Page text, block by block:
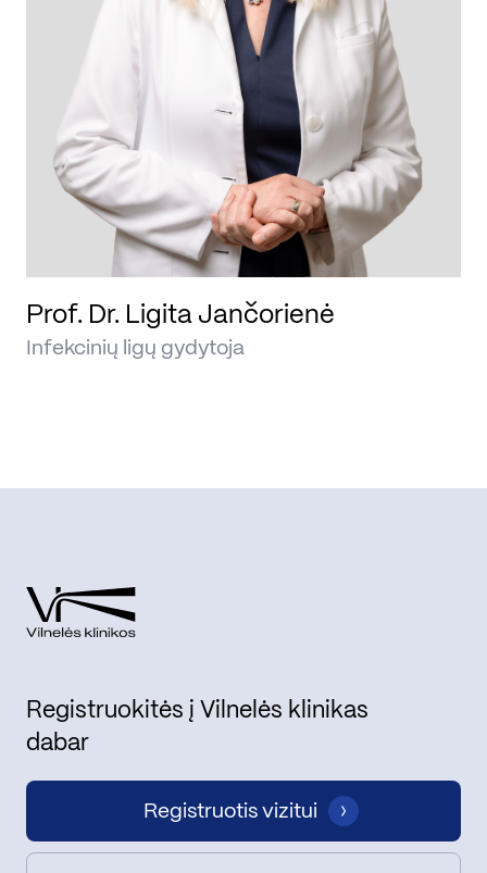
Prof. Dr. Ligita Jančorienė
Infekcinių ligų gydytoja
Registruokitės į Vilnelės klinikas
dabar
Registruotis vizitui